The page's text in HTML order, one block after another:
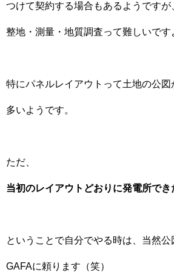
つけて契約する場合もあるようですが
整地・測量・地質調査って難しいです
特にパネルレイアウトって土地の公
多いようです。
ただ、
当初のレイアウトどおりに発電所でき
ということで自分でやる時は、当然
GAFAに頼ります（笑）